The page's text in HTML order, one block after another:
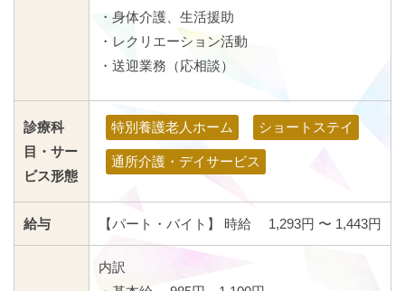
・身体介護、生活援助
・レクリエーション活動
・送迎業務（応相談）
診療科
目・サー
ビス形態
特別養護老人ホーム ショートステイ
通所介護・デイサービス
給与 【パート・バイト】 時給 1,293円 〜 1,443円
内訳